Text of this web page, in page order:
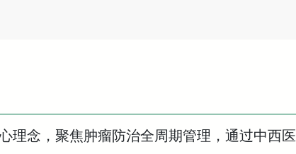
理念，聚焦肿瘤防治全周期管理，通过中西